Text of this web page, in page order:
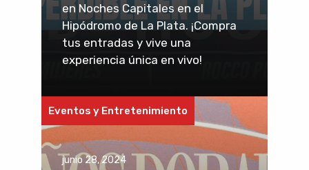
en Noches Capitales en el
Hipódromo de La Plata. ¡Compra
tus entradas y vive una
experiencia única en vivo!
Eventos y Entretenimiento
junio 28, 2024